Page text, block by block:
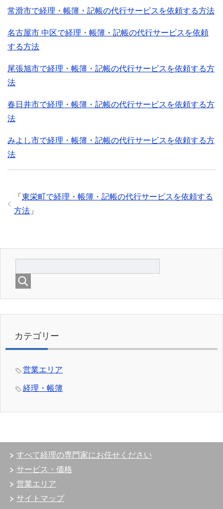
常滑市で経理・帳簿・記帳の代行サービスを依頼する方法
名古屋市 中区で経理・帳簿・記帳の代行サービスを依頼
する方法
尾張旭市で経理・帳簿・記帳の代行サービスを依頼する方
法
春日井市で経理・帳簿・記帳の代行サービスを依頼する方
法
みよし市で経理・帳簿・記帳の代行サービスを依頼する方
法
「 東栄町で経理・帳簿・記帳の代行サービスを依頼する
方法 」
カテゴリー
営業エリア
経理・帳簿
すべて経理の専門家にお任せください
サービス・価格
営業エリア
サイトマップ